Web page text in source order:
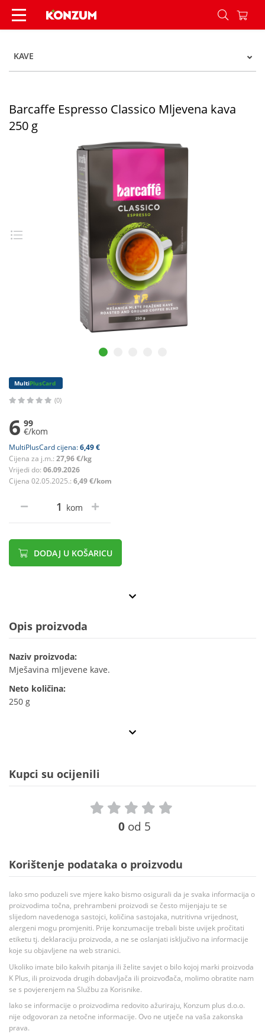
Barcaffe Espresso Classico Mljevena kava 250 g
KAVE
Barcaffe Espresso Classico Mljevena kava
250 g
MultiPlusCard
(0)
6 99
€/kom
MultiPlusCard cijena:6,49 €
Cijena za j.m.: 27,96 €/kg
Vrijedi do: 06.09.2026
Cijena 02.05.2025.: 6,49 €/kom
kom
DODAJ U KOŠARICU
Opis proizvoda
Naziv proizvoda:
Mješavina mljevene kave.
Neto količina:
250 g
Kupci su ocijenili
0 od 5
Korištenje podataka o proizvodu
Iako smo poduzeli sve mjere kako bismo osigurali da je svaka informacija o
proizvodima točna, prehrambeni proizvodi se često mijenjaju te se
slijedom navedenoga sastojci, količina sastojaka, nutritivna vrijednost,
alergeni mogu promjeniti. Prije konzumacije trebali biste uvijek pročitati
etiketu tj. deklaraciju proizvoda, a ne se oslanjati isključivo na informacije
koje su objavljene na web stranici.
Ukoliko imate bilo kakvih pitanja ili želite savjet o bilo kojoj marki proizvoda
K Plus, ili proizvoda drugih dobavljača ili proizvođača, molimo obratite nam
se s povjerenjem na Službu za Korisnike.
Iako se informacije o proizvodima redovito ažuriraju, Konzum plus d.o.o.
nije odgovoran za netočne informacije. Ovo ne utječe na vaša zakonska
prava.